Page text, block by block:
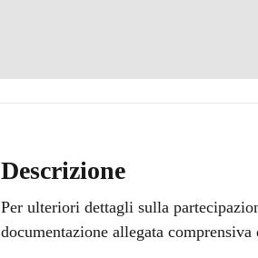
Descrizione
Per ulteriori dettagli sulla
documentazione allegata